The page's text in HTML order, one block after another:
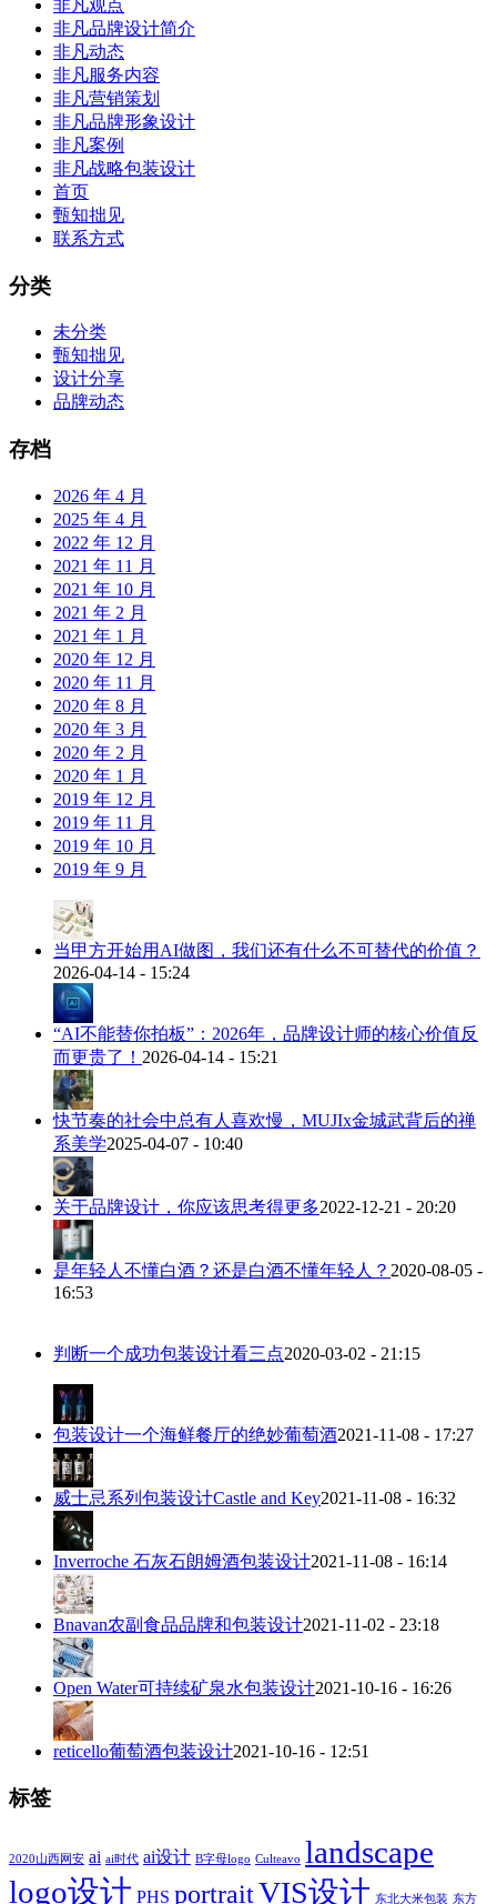
非凡观点
非凡品牌设计简介
非凡动态
非凡服务内容
非凡营销策划
非凡品牌形象设计
非凡案例
非凡战略包装设计
首页
甄知拙见
联系方式
分类
未分类
甄知拙见
设计分享
品牌动态
存档
2026 年 4 月
2025 年 4 月
2022 年 12 月
2021 年 11 月
2021 年 10 月
2021 年 2 月
2021 年 1 月
2020 年 12 月
2020 年 11 月
2020 年 8 月
2020 年 3 月
2020 年 2 月
2020 年 1 月
2019 年 12 月
2019 年 11 月
2019 年 10 月
2019 年 9 月
当甲方开始用AI做图，我们还有什么不可替代的价值？
2026-04-14 - 15:24
“AI不能替你拍板”：2026年，品牌设计师的核心价值反
而更贵了！ 2026-04-14 - 15:21
快节奏的社会中总有人喜欢慢，MUJIx金城武背后的禅
系美学2025-04-07 - 10:40
关于品牌设计，你应该思考得更多2022-12-21 - 20:20
是年轻人不懂白酒？还是白酒不懂年轻人？ 2020-08-05 -
16:53
判断一个成功包装设计看三点2020-03-02 - 21:15
包装设计一个海鲜餐厅的绝妙葡萄酒2021-11-08 - 17:27
威士忌系列包装设计Castle and Key2021-11-08 - 16:32
Inverroche 石灰石朗姆酒包装设计2021-11-08 - 16:14
Bnavan农副食品品牌和包装设计2021-11-02 - 23:18
Open Water可持续矿泉水包装设计2021-10-16 - 16:26
reticello葡萄酒包装设计2021-10-16 - 12:51
标签
2020山西网安 ai ai时代 ai设计 B字母logo Culteavo landscape
logo设计 PHS portraitVIS设计 东北大米包装 东方